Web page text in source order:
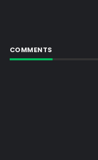
COMMENTS